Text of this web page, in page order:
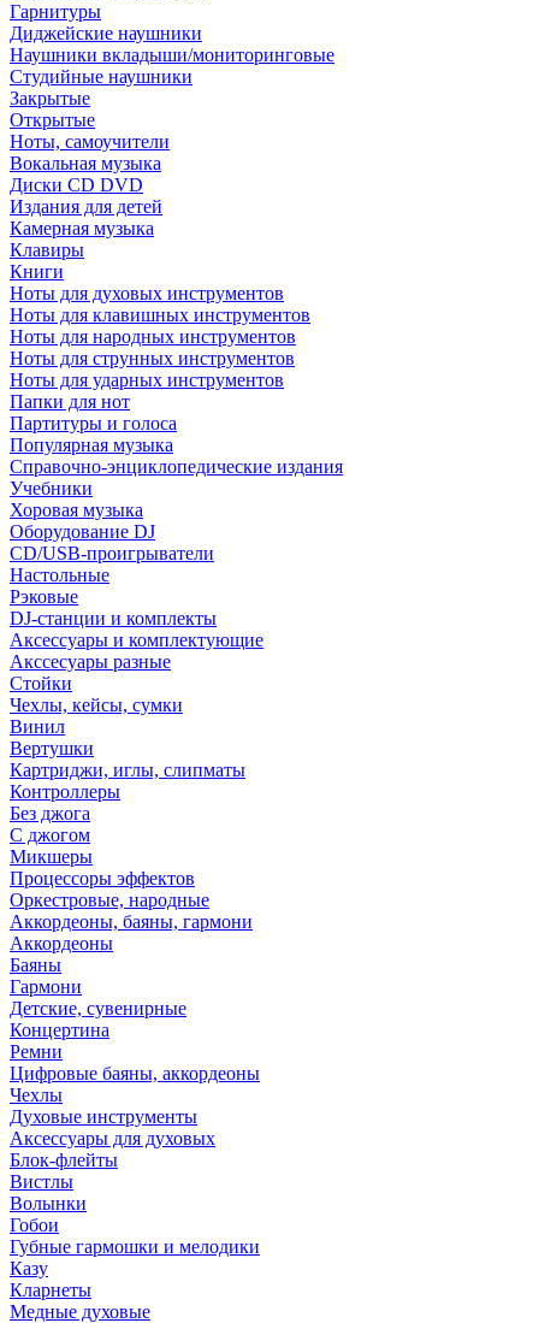
Гарнитуры
Диджейские наушники
Наушники вкладыши/мониторинговые
Студийные наушники
Закрытые
Открытые
Ноты, самоучители
Вокальная музыка
Диски CD DVD
Издания для детей
Камерная музыка
Клавиры
Книги
Ноты для духовых инструментов
Ноты для клавишных инструментов
Ноты для народных инструментов
Ноты для струнных инструментов
Ноты для ударных инструментов
Папки для нот
Партитуры и голоса
Популярная музыка
Справочно-энциклопедические издания
Учебники
Хоровая музыка
Оборудование DJ
CD/USB-проигрыватели
Настольные
Рэковые
DJ-станции и комплекты
Аксессуары и комплектующие
Акссесуары разные
Стойки
Чехлы, кейсы, сумки
Винил
Вертушки
Картриджи, иглы, слипматы
Контроллеры
Без джога
С джогом
Микшеры
Процессоры эффектов
Оркестровые, народные
Аккордеоны, баяны, гармони
Аккордеоны
Баяны
Гармони
Детские, сувенирные
Концертина
Ремни
Цифровые баяны, аккордеоны
Чехлы
Духовые инструменты
Аксессуары для духовых
Блок-флейты
Вистлы
Волынки
Гобои
Губные гармошки и мелодики
Казу
Кларнеты
Медные духовые